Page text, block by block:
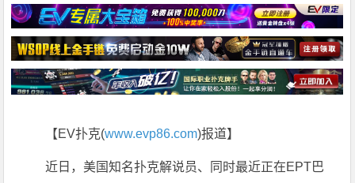
【EV扑克(www.evp86.com)报道】
近日，美国知名扑克解说员、同时最近正在EPT巴